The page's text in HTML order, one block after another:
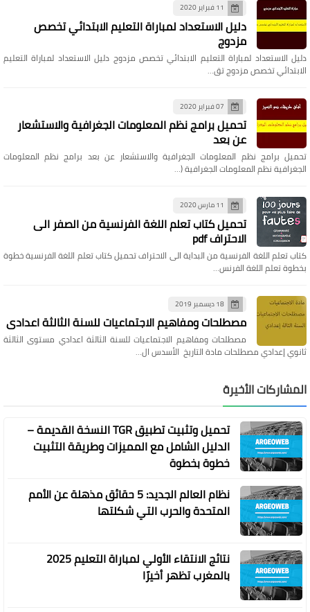
11 فبراير 2020
دليل الاستعداد لمباراة التعليم الابتدائي تخصص
مزدوج
دليل الاستعداد لمباراة التعليم الابتدائي تخصص مزدوج دليل الاستعداد لمباراة التعليم
الابتدائي تخصص مزدوج تق…
07 فبراير 2020
تحميل برامج نظم المعلومات الجغرافية والاستشعار
عن بعد
تحميل برامج نظم المعلومات الجغرافية والاستشعار عن بعد برامج نظم المعلومات
الجغرافية نظم المعلومات الجغرافية (…
11 مارس 2020
تحميل كتاب تعلم اللغة الفرنسية من الصفر الى
الاحتراف pdf
كتاب تعلم اللغة الفرنسية من البداية الى الاحتراف تحميل كتاب تعلم اللغة الفرنسية خطوة
بخطوة تعلم اللغة الفرنس…
18 ديسمبر 2019
مصطلحات ومفاهيم الاجتماعيات للسنة الثالثة اعدادي
مصطلحات ومفاهيم الاجتماعيات للسنة الثالثة اعدادي مستوى الثالثة
ثانوي إعدادي مصطلحات مادة التاريخ الأسدس ال…
المشاركات الأخيرة
تحميل وتثبيت تطبيق TGR النسخة القديمة –
الدليل الشامل مع المميزات وطريقة التثبيت
خطوة بخطوة
نظام العالم الجديد: 5 حقائق مذهلة عن الأمم
المتحدة والحرب التي شكلتها
نتائج الانتقاء الأولي لمباراة التعليم 2025
بالمغرب تظهر أخيرًا